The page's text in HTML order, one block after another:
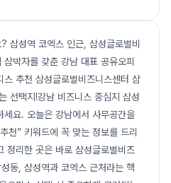
삼성역 코엑스 인근, 삼성글로벌비
삼박자를 갖춘 강남 대표 공유오피
추천 삼성글로벌비즈니스센터 삼
선택지!강남 비즈니스 중심지 삼성
세요. 오늘은 강남에서 사무공간을
천” 키워드에 꼭 맞는 정보를 드리
정리한 곳은 바로 삼성글로벌비즈
동, 삼성역과 코엑스 근처라는 핵